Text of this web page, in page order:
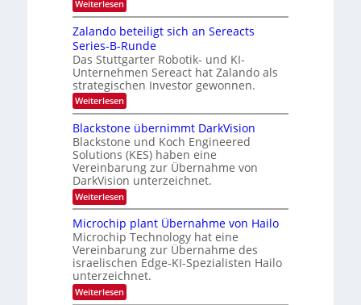
n
r
s
t
a
n
d
a
f
d
e
r
L
o
g
i
m
a
t
‚
H
y
p
e
r
s
p
e
c
r
a
l
N
e
w
s
‘
Weiterlesen:
I
t
e
r
n
a
t
i
o
n
a
l
V
s
i
o
N
i
g
h
t
2
0
Zalando beteiligt sich an Sereacts
Series-B-Runde
Das Stuttgarter Robotik- und KI-
Unternehmen Sereact hat Zalando als
strategischen Investor gewonnen.
Weiterlesen:
Z
l
a
n
d
o
b
e
t
e
i
l
i
g
t
s
Blackstone übernimmt DarkVision
Blackstone und Koch Engineered
Solutions (KES) haben eine
Vereinbarung zur Übernahme von
DarkVision unterzeichnet.
Weiterlesen:
B
a
c
k
s
t
o
n
Microchip plant Übernahme von Hailo
Microchip Technology hat eine
Vereinbarung zur Übernahme des
israelischen Edge-KI-Spezialisten Hailo
unterzeichnet.
Weiterlesen:
M